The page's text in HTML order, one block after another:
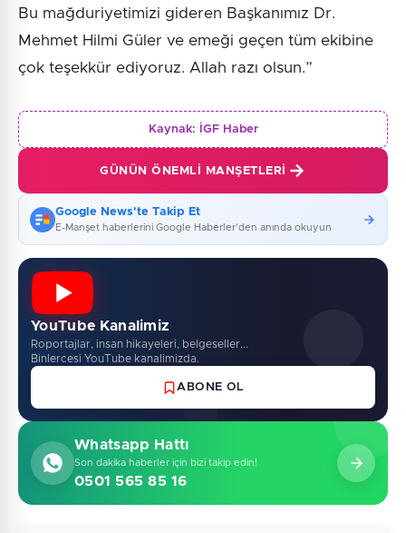
Bu mağduriyetimizi gideren Başkanımız Dr.
Mehmet Hilmi Güler ve emeği geçen tüm ekibine
çok teşekkür ediyoruz. Allah razı olsun.”
Kaynak: İGF Haber
GÜNÜN ÖNEMLI MANŞETLERI
Google News'te Takip Et
E-Manşet haberlerini Google Haberler'den anında okuyun
YouTube Kanalimiz
Roportajlar, insan hikayeleri, belgeseller...
Binlercesi YouTube kanalimizda.
ABONE OL
Whatsapp Hattı
Son dakika haberler için bizi takip edin!
0501 565 85 16